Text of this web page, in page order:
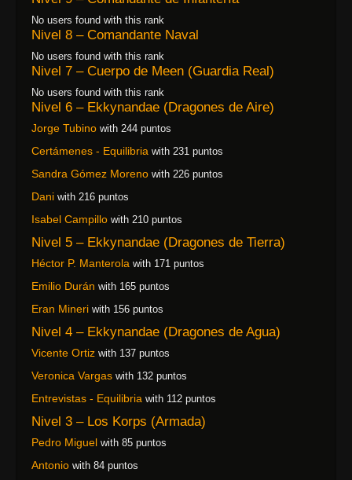
No users found with this rank
Nivel 8 – Comandante Naval
No users found with this rank
Nivel 7 – Cuerpo de Meen (Guardia Real)
No users found with this rank
Nivel 6 – Ekkynandae (Dragones de Aire)
Jorge Tubino with 244 puntos
Certámenes - Equilibria with 231 puntos
Sandra Gómez Moreno with 226 puntos
Dani with 216 puntos
Isabel Campillo with 210 puntos
Nivel 5 – Ekkynandae (Dragones de Tierra)
Héctor P. Manterola with 171 puntos
Emilio Durán with 165 puntos
Eran Mineri with 156 puntos
Nivel 4 – Ekkynandae (Dragones de Agua)
Vicente Ortiz with 137 puntos
Veronica Vargas with 132 puntos
Entrevistas - Equilibria with 112 puntos
Nivel 3 – Los Korps (Armada)
Pedro Miguel with 85 puntos
Antonio with 84 puntos